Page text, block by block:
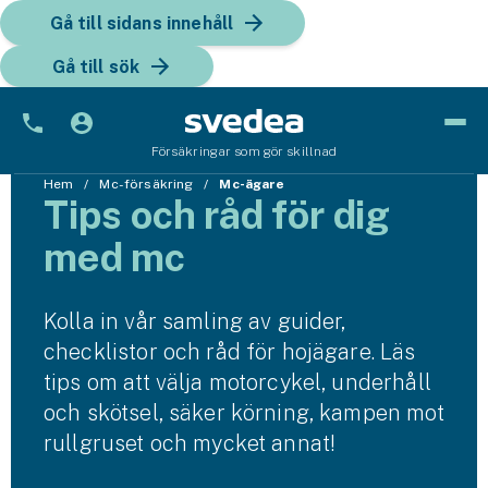
Gå till sidans innehåll
Gå till sök
Försäkringar som gör skillnad
Bil
Bilförsäkring
Fordon
Snöskoterförsäkring
ATV-försäkring
Hem Mc-försäkring Mc-ägare
Tips och råd för dig
med mc
Kolla in vår samling av guider,
checklistor och råd för hojägare. Läs
tips om att välja motorcykel, underhåll
och skötsel, säker körning, kampen mot
rullgruset och mycket annat!